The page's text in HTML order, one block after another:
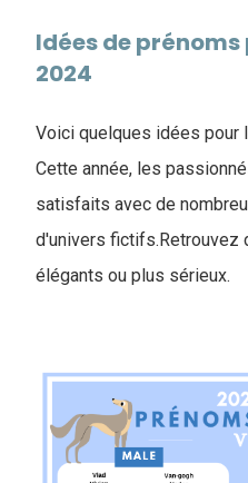
Idées de prénoms
2024
Voici quelques idées pour
Cette année, les
satisfaits avec de
d'univers fictifs.Retrouvez
élégants ou plus sérieux.